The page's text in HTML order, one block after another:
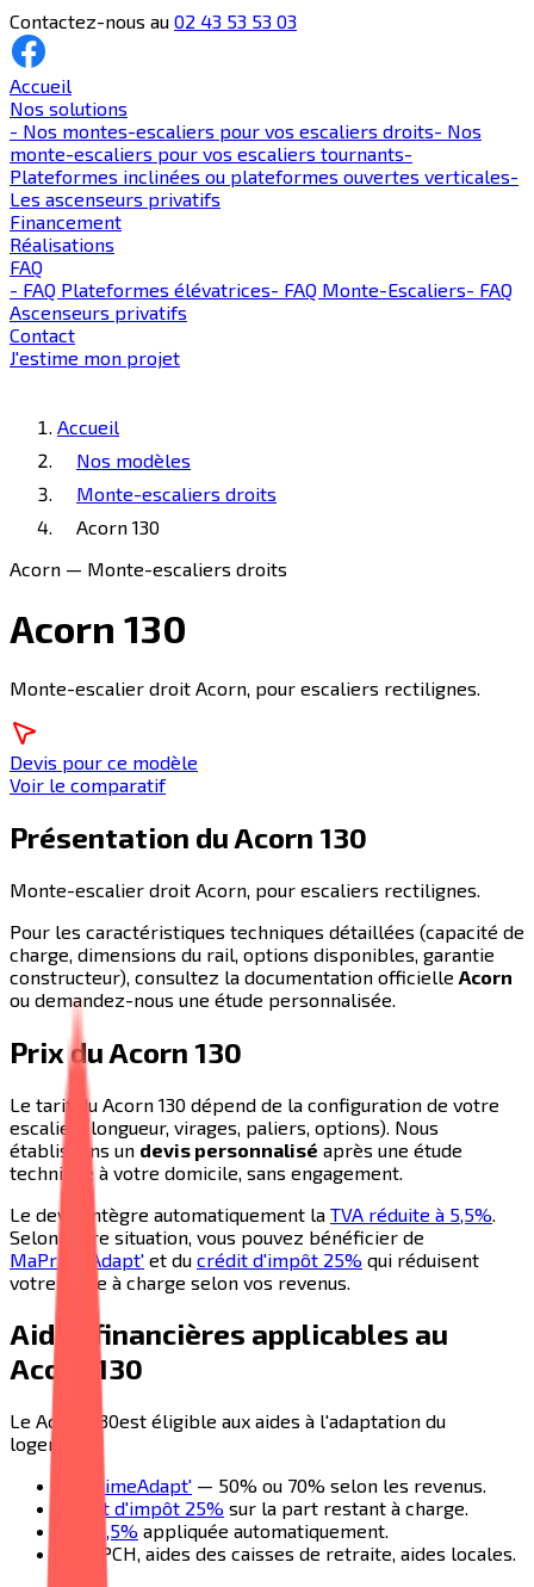
Contactez-nous au 02 43 53 53 03
Accueil
Nos solutions
- Nos montes-escaliers pour vos escaliers droits- Nos
monte-escaliers pour vos escaliers tournants-
Plateformes inclinées ou plateformes ouvertes verticales-
Les ascenseurs privatifs
Financement
Réalisations
FAQ
- FAQ Plateformes élévatrices- FAQ Monte-Escaliers- FAQ
Ascenseurs privatifs
Contact
J'estime mon projet
Accueil
Nos modèles
Monte-escaliers droits
Acorn 130
Acorn — Monte-escaliers droits
Acorn 130
Monte-escalier droit Acorn, pour escaliers rectilignes.
Devis pour ce modèle
Voir le comparatif
Présentation du Acorn 130
Monte-escalier droit Acorn, pour escaliers rectilignes.
Pour les caractéristiques techniques détaillées (capacité de
charge, dimensions du rail, options disponibles, garantie
constructeur), consultez la documentation officielle Acorn
ou demandez-nous une étude personnalisée.
Prix du Acorn 130
Le tarif du Acorn 130 dépend de la configuration de votre
escalier (longueur, virages, paliers, options). Nous
établissons un devis personnalisé après une étude
technique à votre domicile, sans engagement.
Le devis intègre automatiquement la TVA réduite à 5,5%
Selon votre situation, vous pouvez bénéficier de
MaPrimeAdapt' et du crédit d'impôt 25% qui réduisent
votre reste à charge selon vos revenus.
Aides financières applicables au
Acorn 130
Le Acorn 130est éligible aux aides à l'adaptation du
logement :
MaPrimeAdapt' — 50% ou 70% selon les revenus.
Crédit d'impôt 25% sur la part restant à charge.
TVA 5,5% appliquée automatiquement.
APA, PCH, aides des caisses de retraite, aides locales.